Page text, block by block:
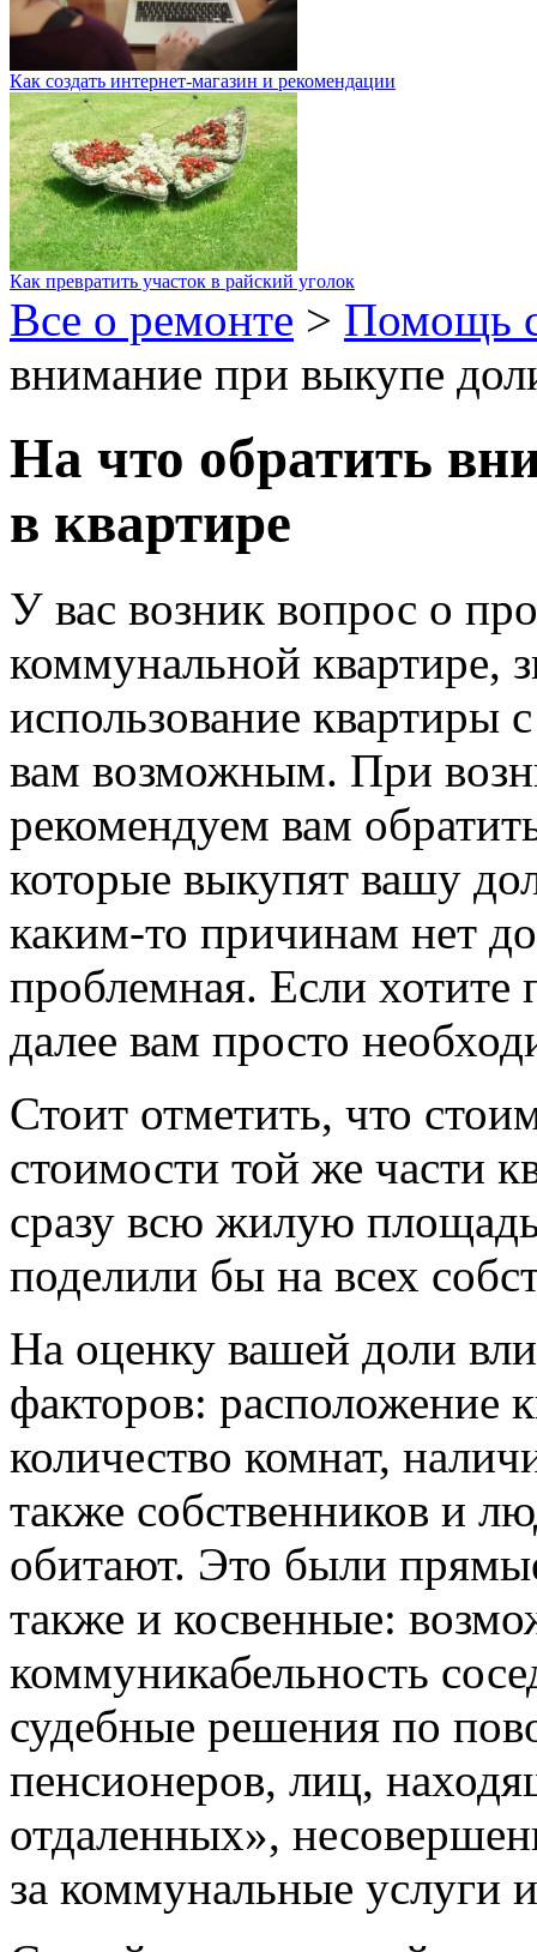
Как создать интернет-магазин и рекомендации
Как превратить участок в райский уголок
Все о ремонте > Помощь
внимание при выкупе
На что обратить
в квартире
У вас возник вопрос о
коммунальной квартире,
использование квартиры
вам возможным. При
рекомендуем вам
которые выкупят вашу
каким-то причинам нет
проблемная. Если хотите
далее вам просто
Стоит отметить, что
стоимости той же части
сразу всю жилую
поделили бы на всех
На оценку вашей доли
факторов: расположение
количество комнат,
также собственников и
обитают. Это были
также и косвенные:
коммуникабельность
судебные решения по
пенсионеров, лиц,
отдаленных»,
за коммунальные услуги